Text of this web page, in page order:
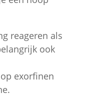
reageren als
ook
exorfinen